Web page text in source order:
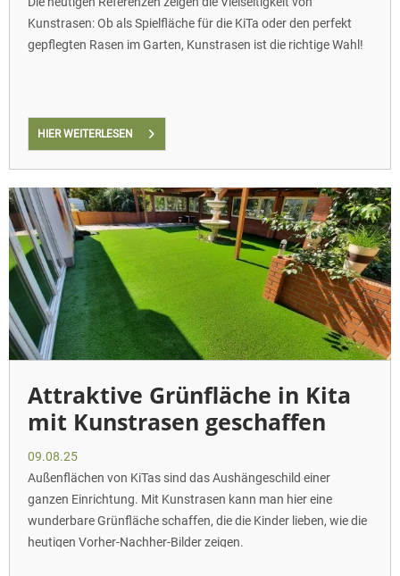
Kunstrasen: Ob als Spielfläche für die KiTa oder den perfekt
gepflegten Rasen im Garten, Kunstrasen ist die richtige Wahl!
HIER WEITERLESEN
Attraktive Grünfläche in Kita
mit Kunstrasen geschaffen
09.08.25
Außenflächen von KiTas sind das Aushängeschild einer
ganzen Einrichtung. Mit Kunstrasen kann man hier eine
wunderbare Grünfläche schaffen, die die Kinder lieben, wie die
heutigen Vorher-Nachher-Bilder zeigen.